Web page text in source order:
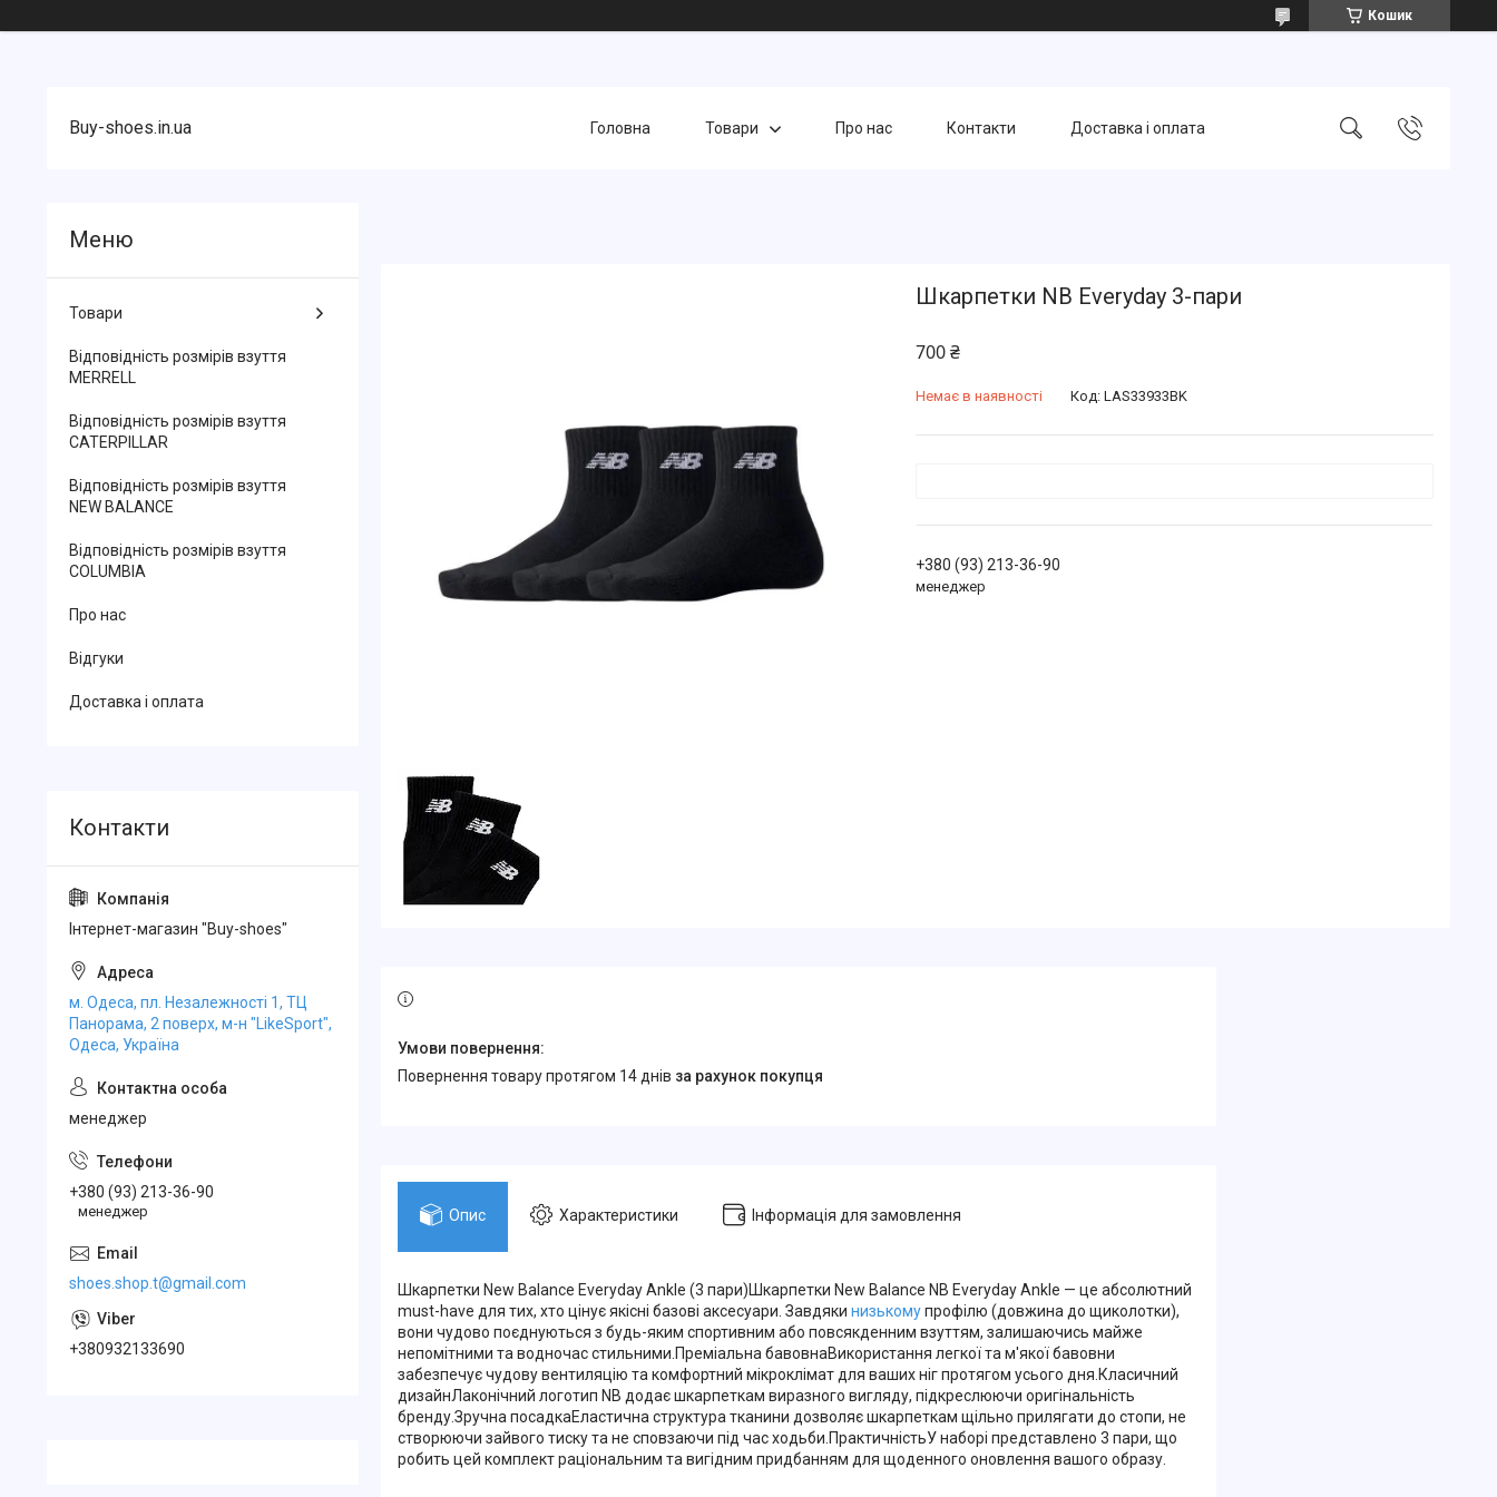
Кошик
Buy-shoes.in.ua Головна Товари Про нас Контакти Доставка і оплата
Шкарпетки NB Everyday 3-пари
700 ₴
Немає в наявності Код: LAS33933BK
+380 (93) 213-36-90
менеджер
повернення товару протягом 14 днів за рахунок покупця
Опис Характеристики Інформація для замовлення
Шкарпетки New Balance Everyday Ankle (3 пари)Шкарпетки New Balance NB Everyday Ankle — це абсолютний
must-have для тих, хто цінує якісні базові аксесуари. Завдяки низькомупрофілю (довжина до щиколотки),
вони чудово поєднуються з будь-яким спортивним або повсякденним взуттям, залишаючись майже
непомітними та водночас стильними.Преміальна бавовнаВикористання легкої та м'якої бавовни
забезпечує чудову вентиляцію та комфортний мікроклімат для ваших ніг протягом усього дня.Класичний
дизайнЛаконічний логотип NB додає шкарпеткам виразного вигляду, підкреслюючи оригінальність
бренду.Зручна посадкаЕластична структура тканини дозволяє шкарпеткам щільно прилягати до стопи, не
створюючи зайвого тиску та не сповзаючи під час ходьби.ПрактичністьУ наборі представлено 3 пари, що
робить цей комплект раціональним та вигідним придбанням для щоденного оновлення вашого образу.
Товари
Відповідність розмірів взуття
MERRELL
Відповідність розмірів взуття
CATERPILLAR
Відповідність розмірів взуття
NEW BALANCE
Відповідність розмірів взуття
COLUMBIA
Про нас
Відгуки
Доставка і оплата
Інтернет-магазин "Buy-shoes"
м. Одеса, пл. Незалежності 1, ТЦ
Панорама, 2 поверх, м-н "LikeSport",
Одеса, Україна
менеджер
+380 (93) 213-36-90
менеджер
shoes.shop.t@gmail.com
+380932133690